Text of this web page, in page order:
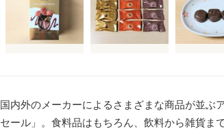
国内外のメーカーによるさまざまな商品が並ぶ
セール」。食料品はもちろん、飲料から雑貨ま